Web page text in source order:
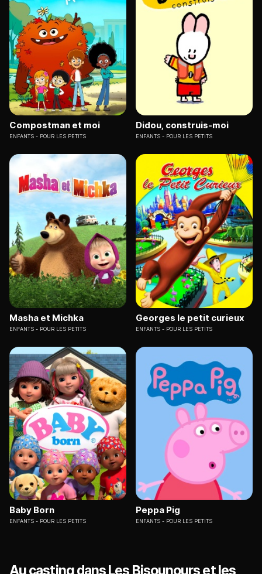
Compostman et moi
ENFANTS POUR LES PETITS
Didou, construis-moi
ENFANTS POUR LES PETITS
Masha et Michka
ENFANTS POUR LES PETITS
Georges le petit curieux
ENFANTS POUR LES PETITS
Baby Born
ENFANTS POUR LES PETITS
Peppa Pig
ENFANTS POUR LES PETITS
Au casting dans Les Bisounours et les